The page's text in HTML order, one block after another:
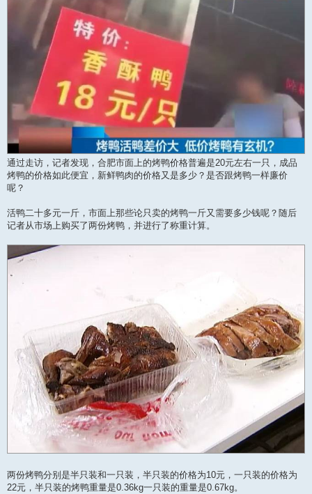
通过走访，记者发现，合肥市面上的烤鸭价格普遍是20元左右一只，成品
烤鸭的价格如此便宜，新鲜鸭肉的价格又是多少？是否跟烤鸭一样廉价
呢？
活鸭二十多元一斤，市面上那些论只卖的烤鸭一斤又需要多少钱呢？随后
记者从市场上购买了两份烤鸭，并进行了称重计算。
两份烤鸭分别是半只装和一只装，半只装的价格为10元，一只装的价格为
22元，半只装的烤鸭重量是0.36kg一只装的重量是0.67kg。